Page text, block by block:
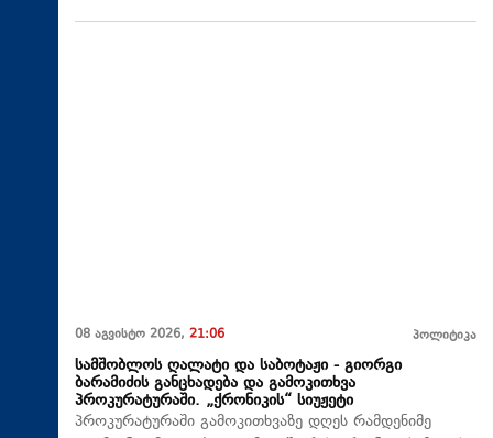
08 აგვისტო 2026, 21:06 პოლიტიკა
სამშობლოს ღალატი და საბოტაჟი - გიორგი
ბარამიძის განცხადება და გამოკითხვა
პროკურატურაში. „ქრონიკის“ სიუჟეტი
პროკურატურაში გამოკითხვაზე დღეს რამდენიმე